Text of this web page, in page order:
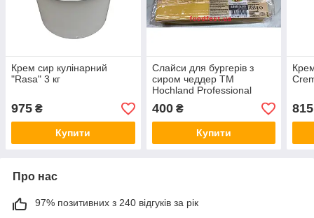
Крем сир кулінарний
"Rasa" 3 кг
975 ₴
Купити
Слайси для бургерів з
сиром чеддер ТМ
Hoсhland Professional
1,033 кг
400₴
Купити
815
Про нас
97% позитивних з 240 відгуків за рік